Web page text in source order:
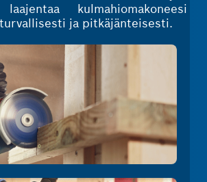
kulmahiomakoneesi
ja pitkäjänteisesti.